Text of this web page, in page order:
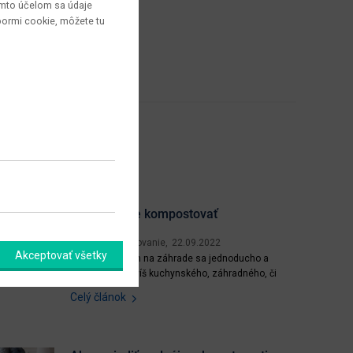
Ako správne kompostovať
Záhrada a pestovanie
22.09.2022
Kompostovaním na záhrade sa jednoducho a
ekologicky zbavíš kuchynského, záhradného, či
iného bio odpadu, ušetríš peniaze a čas na ich
odvoz a získaš kvalitný kompost, ktorý prospeje
humusové látky prospešné...
Celý článok
účelom sa údaje
cookie, môžete tu
Akceptovať všetky